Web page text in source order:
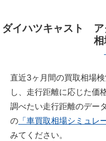
ダイハツキャスト ア
直近3ヶ月間の買取相場
し、走行距離に応じた価
調べたい走行距離のデー
の 「車買取相場シミュレ
みてください。